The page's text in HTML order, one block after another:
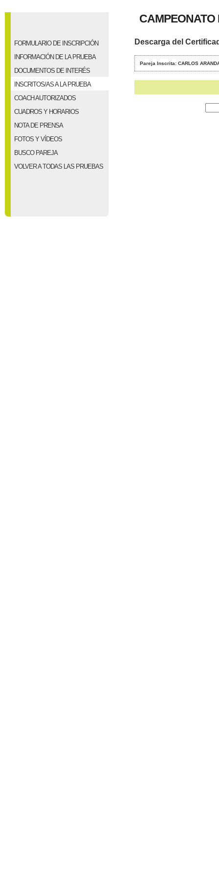
FORMULARIO DE INSCRIPCIÓN
INFORMACIÓN DE LA PRUEBA
DOCUMENTOS DE INTERÉS
INSCRITOS/AS A LA PRUEBA
COACH AUTORIZADOS
CUADROS Y HORARIOS
NOTA DE PRENSA
FOTOS Y VÍDEOS
BUSCO PAREJA
VOLVER A TODAS LAS PRUEBAS
Descarga del
Pareja Inscrita: CARLOS